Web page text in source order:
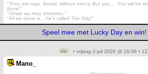
"They are rage. Brutal, without mercy. But you.... You will be
done!"
"Omae wa mou shindeiru."
"All we know is... he's called The Stig!"
Speel mee met Lucky Day en win!
• vrijdag 3 juli 2026 @ 18:06 •
Mano_